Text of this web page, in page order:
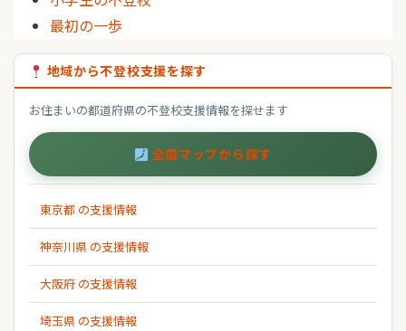
最初の一歩
地域から不登校支援を探す
お住まいの都道府県の不登校支援情報を探せます
全国マップから探す
東京都 の支援情報
神奈川県 の支援情報
大阪府 の支援情報
埼玉県 の支援情報